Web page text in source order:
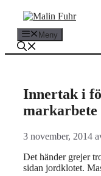
Hoppa
innehåll Meny
Innertak i
markarbete
3 november, 2014
Det händer grejer
sidan jordklotet.